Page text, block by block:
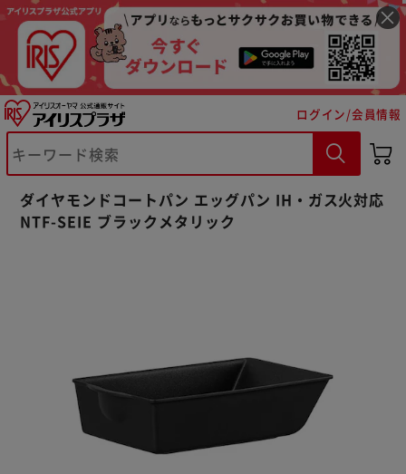
ログイン/会員情報
ダイヤモンドコートパン エッグパン IH・ガス火対応
NTF-SEIE ブラックメタリック